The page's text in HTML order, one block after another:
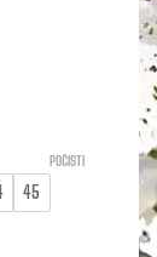
45
POČISTI